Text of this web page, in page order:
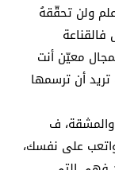
ولن تحقّقهُ
معيّن أنت
أن ترسمها
ف
على نفسك،